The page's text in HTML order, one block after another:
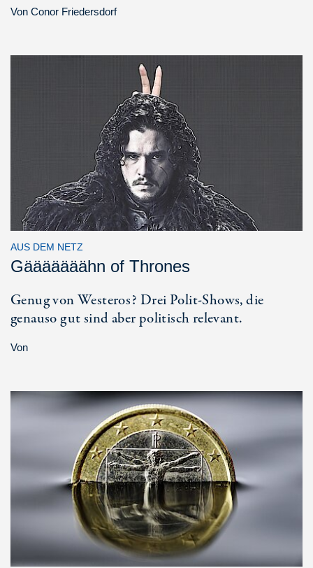
Von Conor Friedersdorf
AUS DEM NETZ
Gääääääähn of Thrones
Genug von Westeros? Drei Polit-Shows, die
genauso gut sind aber politisch relevant.
Von